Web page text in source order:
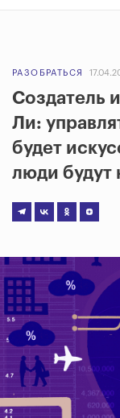
РАЗОБРАТЬСЯ
Создатель
Ли:
будет
люди будут